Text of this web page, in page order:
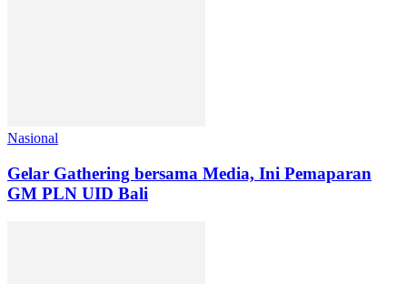
Nasional
Gelar Gathering bersama Media, Ini Pemaparan
GM PLN UID Bali